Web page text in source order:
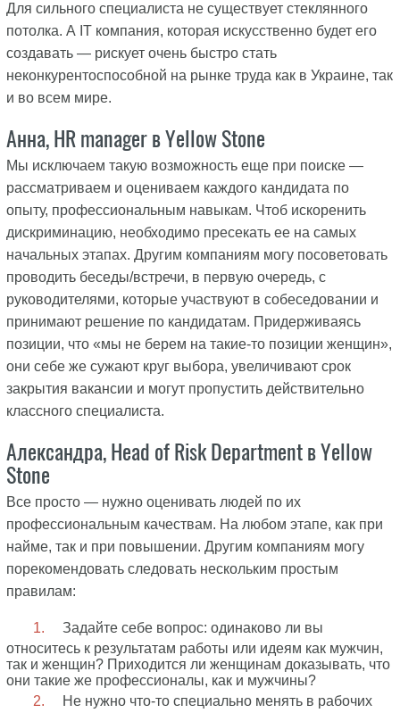
Для сильного специалиста не существует стеклянного
потолка. А IT компания, которая искусственно будет его
создавать — рискует очень быстро стать
неконкурентоспособной на рынке труда как в Украине, так
и во всем мире.
Анна, HR manager в Yellow Stone
Мы исключаем такую возможность еще при поиске —
рассматриваем и оцениваем каждого кандидата по
опыту, профессиональным навыкам. Чтоб искоренить
дискриминацию, необходимо пресекать ее на самых
начальных этапах. Другим компаниям могу посоветовать
проводить беседы/встречи, в первую очередь, с
руководителями, которые участвуют в собеседовании и
принимают решение по кандидатам. Придерживаясь
позиции, что «мы не берем на такие-то позиции женщин»,
они себе же сужают круг выбора, увеличивают срок
закрытия вакансии и могут пропустить действительно
классного специалиста.
Александра, Head of Risk Department в Yellow
Stone
Все просто — нужно оценивать людей по их
профессиональным качествам. На любом этапе, как при
найме, так и при повышении. Другим компаниям могу
порекомендовать следовать нескольким простым
правилам:
Задайте себе вопрос: одинаково ли вы
относитесь к результатам работы или идеям как мужчин,
так и женщин? Приходится ли женщинам доказывать, что
они такие же профессионалы, как и мужчины?
Не нужно что-то специально менять в рабочих